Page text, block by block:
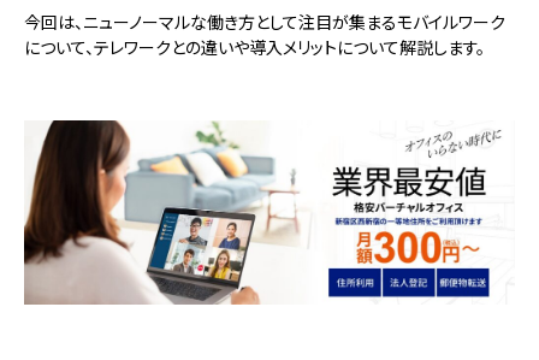
今回は、ニューノーマルな働き方として注目が集まるモバイルワーク
について、テレワークとの違いや導入メリットについて解説します。